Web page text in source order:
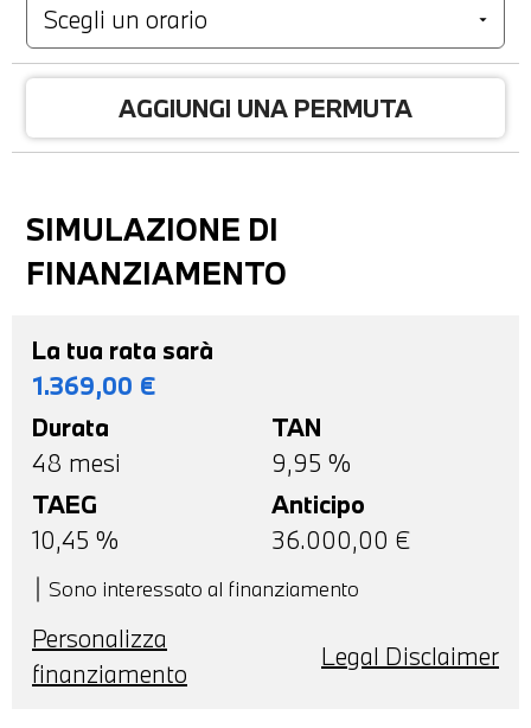
AGGIUNGI UNA PERMUTA
SIMULAZIONE DI
FINANZIAMENTO
La tua rata sarà
1.369,00 €
Durata
48 mesi
TAN
9,95 %
TAEG
10,45 %
Anticipo
36.000,00 €
Sono interessato al finanziamento
Personalizza
finanziamento
Legal Disclaimer